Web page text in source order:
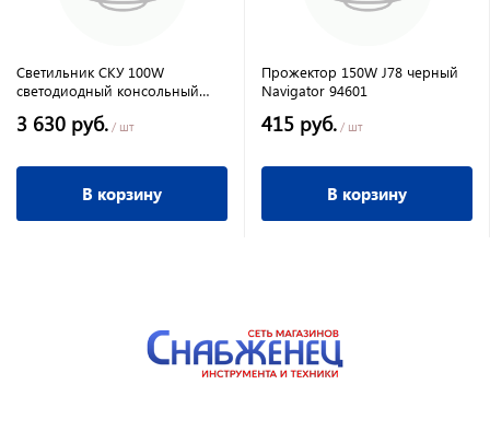
Светильник СКУ 100W
светодиодный консольный
3 630 руб. / шт
В корзину
Прожектор 150W J78 черный
Navigator 94601
415 руб. / шт
В корзину